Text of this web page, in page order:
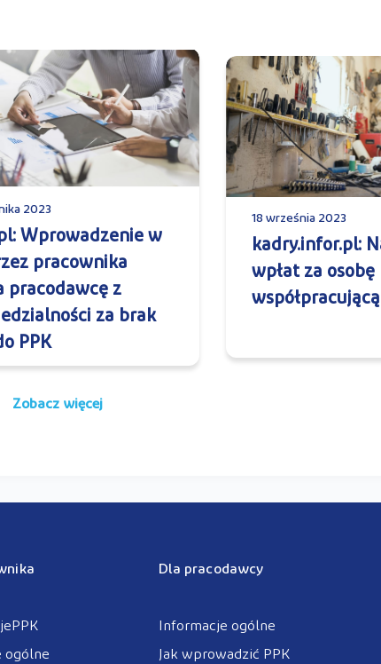
2023
Wprowadzenie w
pracownika
pracodawcę z
za brak
PPK
18 września 2023
kadry.infor.pl:
wpłat za osobę
współpracującą
Zobacz więcej
ogólne
Dla pracodawcy
Informacje ogólne
Jak wprowadzić PPK